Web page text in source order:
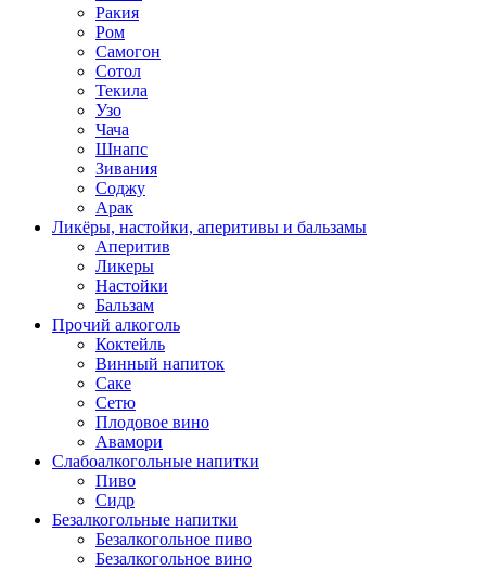
Ракия
Ром
Самогон
Сотол
Текила
Узо
Чача
Шнапс
Зивания
Соджу
Арак
Ликёры, настойки, аперитивы и бальзамы
Аперитив
Ликеры
Настойки
Бальзам
Прочий алкоголь
Коктейль
Винный напиток
Саке
Сетю
Плодовое вино
Авамори
Слабоалкогольные напитки
Пиво
Сидр
Безалкогольные напитки
Безалкогольное пиво
Безалкогольное вино